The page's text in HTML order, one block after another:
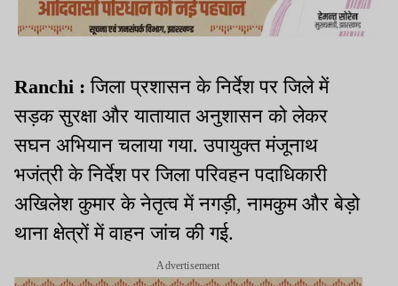
Ranchi :जिला प्रशासन के निर्देश पर जिले में
सड़क सुरक्षा और यातायात अनुशासन को लेकर
सघन अभियान चलाया गया. उपायुक्त मंजूनाथ
भजंत्री के निर्देश पर जिला परिवहन पदाधिकारी
अखिलेश कुमार के नेतृत्व में नगड़ी, नामकुम और बेड़ो
थाना क्षेत्रों में वाहन जांच की गई.
Advertisement